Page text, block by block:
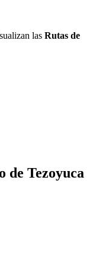
las Rutas de
de Tezoyuca